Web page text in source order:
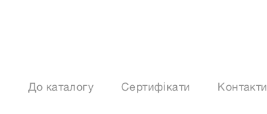
До каталогу Сертифікати Контакти